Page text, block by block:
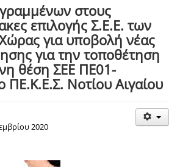
στους
επιλογής Σ.Ε.Ε. των
για υποβολή νέας
για την τοποθέτηση
θέση ΣΕΕ ΠΕ01-
Νοτίου Αιγαίου
2020